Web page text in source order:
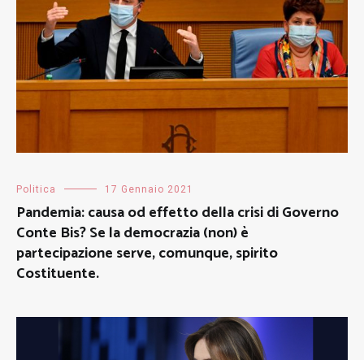
Politica 17 Gennaio 2021
Pandemia: causa od effetto della crisi di Governo
Conte Bis? Se la democrazia (non) è
partecipazione serve, comunque, spirito
Costituente.